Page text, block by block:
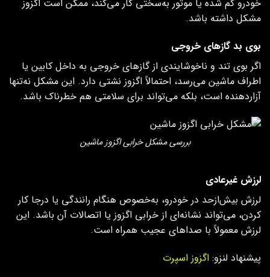
خودرو کم شده یا موتور به‌سختی کار می‌کند، ممکن است اگزوز
مشکل داشته باشد.
بوی بد گازهای خروجی
اگر بوی تند و ناخوشایندی از گازهای خروجی به داخل کابین یا
اطراف ماشین می‌رسد، احتمالاً اگزوز نشتی دارد. این مشکل نه‌تنها
آزاردهنده است، بلکه می‌تواند برای سلامتی هم خطرناک باشد.
بررسی مشکل خرابی اگزوز ماشین
لرزش غیرعادی
لرزش بیش‌ازحد در خودرو، به‌خصوص هنگام رانندگی یا درجا کار
کردن، می‌تواند نشانه‌ای از خرابی اگزوز یا اتصالات آن باشد. این
لرزش معمولاً با صداهای عجیب همراه است.
پیشنهاد لنزو: اگزوز اسپرت